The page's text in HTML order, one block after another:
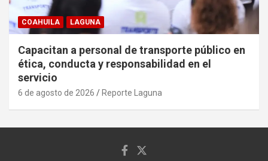
COAHUILA LAGUNA
Capacitan a personal de transporte público en
ética, conducta y responsabilidad en el
servicio
6 de agosto de 2026 Reporte Laguna